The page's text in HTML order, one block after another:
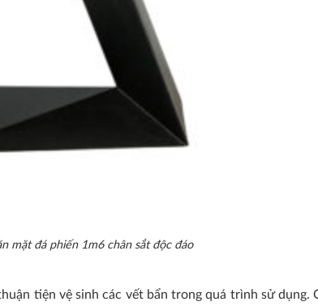
mặt đá phiến 1m6 chân sắt độc đáo
tiện vệ sinh các vết bẩn trong quá trình sử